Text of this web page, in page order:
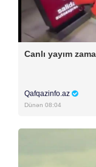
Canlı yayım
Qafqazinfo.az
Dünən 08:04